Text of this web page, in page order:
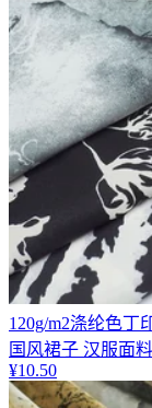
120g/m2涤纶色丁
国风裙子 汉服面料
¥10.50